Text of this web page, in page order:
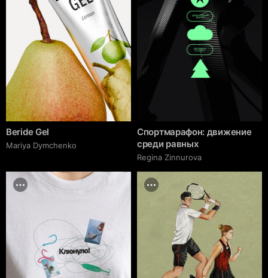
Beride Gel
Mariya Dymchenko
Спортмарафон: движение
среди равных
Regina Zinnurova